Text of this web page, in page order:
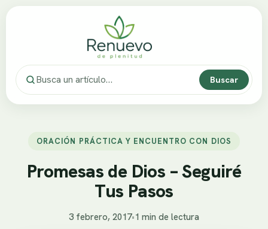
Buscar
ORACIÓN PRÁCTICA Y ENCUENTRO CON DIOS
Promesas de Dios – Seguiré
Tus Pasos
3 febrero, 2017•1 min de lectura